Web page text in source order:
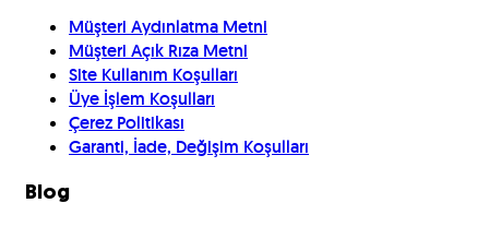
Müşteri Aydınlatma Metni
Müşteri Açık Rıza Metni
Site Kullanım Koşulları
Üye İşlem Koşulları
Çerez Politikası
Garanti, İade, Değişim Koşulları
Blog